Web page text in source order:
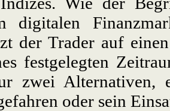
digitalen
der Trader auf
festgelegten
zwei Alternativen,
oder sein